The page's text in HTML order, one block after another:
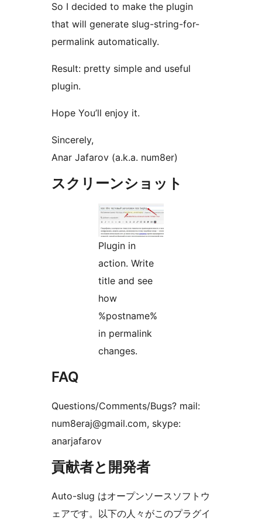
So I decided to make the plugin
that will generate slug-string-for-
permalink automatically.
Result: pretty simple and useful
plugin.
Hope You’ll enjoy it.
Sincerely,
Anar Jafarov (a.k.a. num8er)
スクリーンショット
Plugin in
action. Write
title and see
how
%postname%
in permalink
changes.
FAQ
Questions/Comments/Bugs? mail:
num8eraj@gmail.com, skype:
anarjafarov
貢献者と開発者
Auto-slug はオープンソースソフトウ
ェアです。以下の人々がこのプラグイ